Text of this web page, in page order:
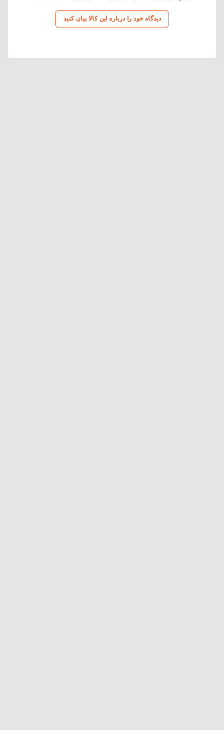
دیدگاه خود را درباره این کالا بیان کنید